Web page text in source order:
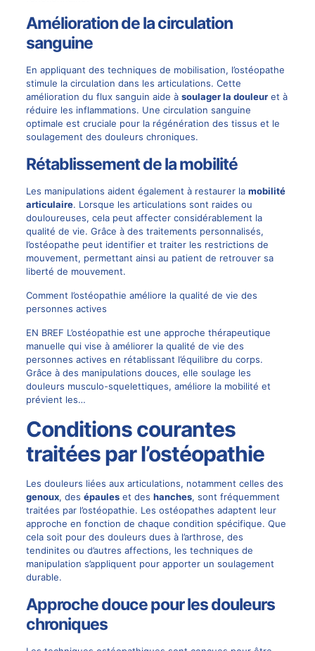
Amélioration de la circulation
sanguine
En appliquant des techniques de mobilisation, l’ostéopathe
stimule la circulation dans les articulations. Cette
amélioration du flux sanguin aide à soulager la douleuret à
réduire les inflammations. Une circulation sanguine
optimale est cruciale pour la régénération des tissus et le
soulagement des douleurs chroniques.
Rétablissement de la mobilité
Les manipulations aident également à restaurer la mobilité
articulaire. Lorsque les articulations sont raides ou
douloureuses, cela peut affecter considérablement la
qualité de vie. Grâce à des traitements personnalisés,
l’ostéopathe peut identifier et traiter les restrictions de
mouvement, permettant ainsi au patient de retrouver sa
liberté de mouvement.
Comment l’ostéopathie améliore la qualité de vie des
personnes actives
EN BREF L’ostéopathie est une approche thérapeutique
manuelle qui vise à améliorer la qualité de vie des
personnes actives en rétablissant l’équilibre du corps.
Grâce à des manipulations douces, elle soulage les
douleurs musculo-squelettiques, améliore la mobilité et
prévient les…
Conditions courantes
traitées par l’ostéopathie
Les douleurs liées aux articulations, notamment celles des
genoux, des épauleset des hanches, sont fréquemment
traitées par l’ostéopathie. Les ostéopathes adaptent leur
approche en fonction de chaque condition spécifique. Que
cela soit pour des douleurs dues à l’arthrose, des
tendinites ou d’autres affections, les techniques de
manipulation s’appliquent pour apporter un soulagement
durable.
Approche douce pour les douleurs
chroniques